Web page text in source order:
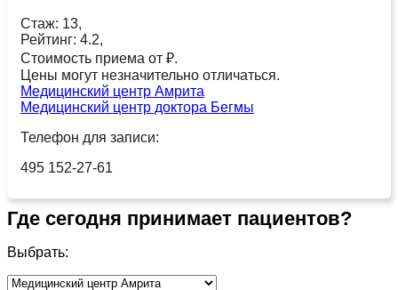
Стаж: 13,
Рейтинг: 4.2,
Стоимость приема от ₽.
Цены могут незначительно отличаться.
Медицинский центр Амрита
Медицинский центр доктора Бегмы
Телефон для записи:
495 152-27-61
Где сегодня принимает пациентов?
Выбрать: